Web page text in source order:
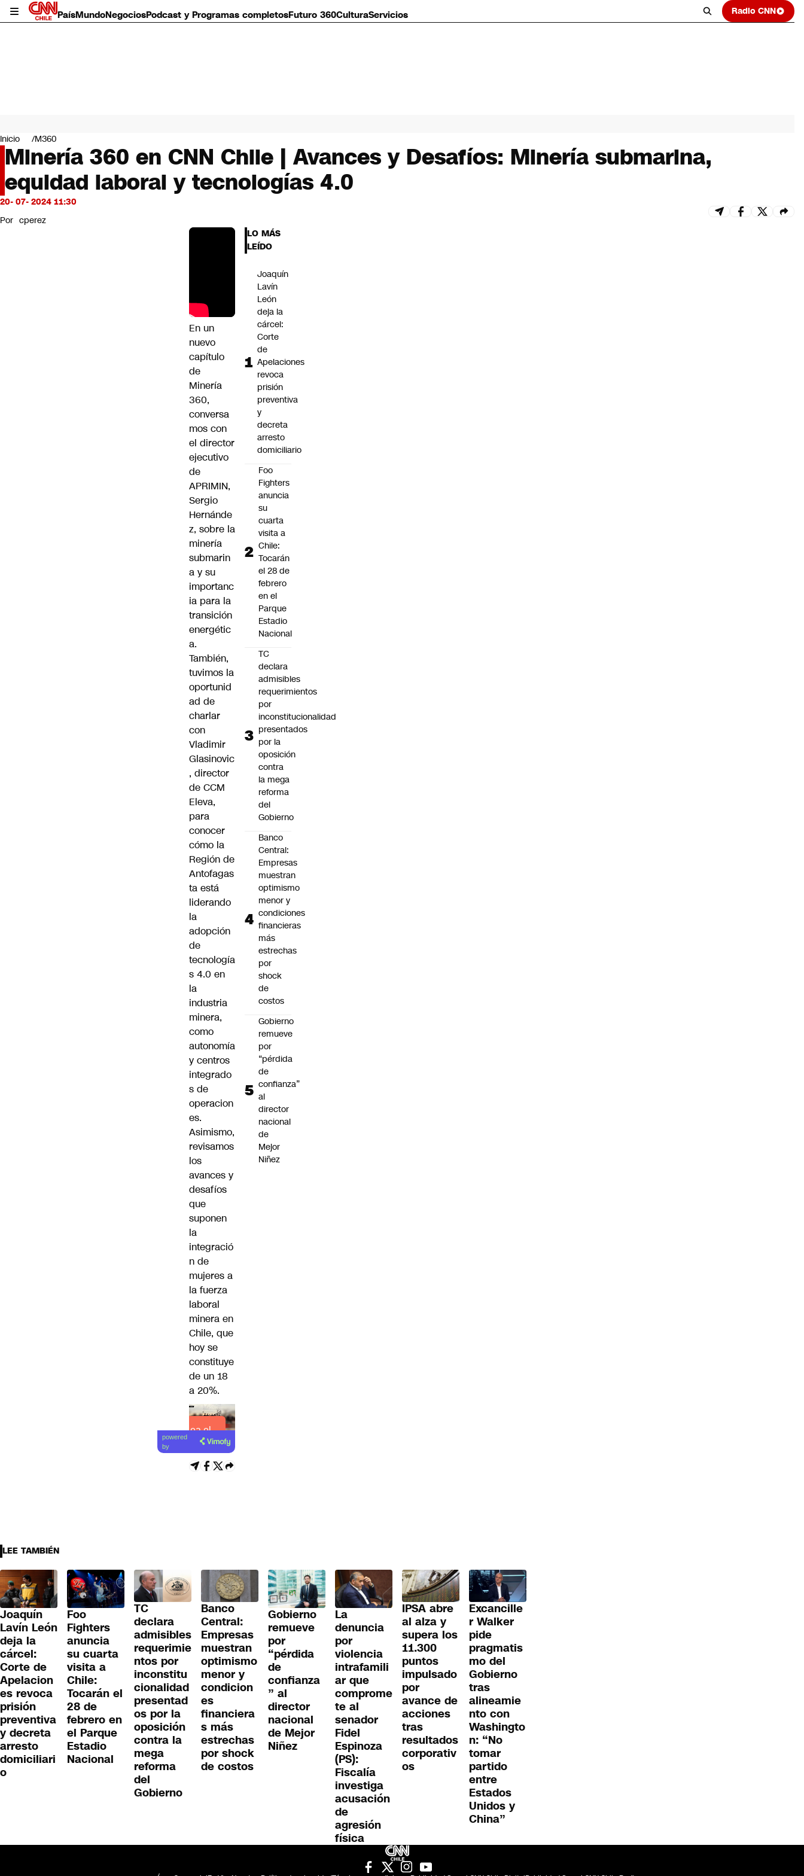
PaísMundoNegociosPodcast y Programas completosFuturo 360CulturaServicios Radio CNN
Mundo
Negocios
Deportes
Programas completos
Cultura
Servicios
CNN Data
Inicio M360
Minería 360 en CNN Chile | Avances y Desafíos: Minería submarina,
equidad laboral y tecnologías 4.0
20- 07- 2024 11:30
Por cperez
En un
nuevo
capítulo
de
Minería
360,
conversa
mos con
el director
ejecutivo
de
APRIMIN,
Sergio
Hernánde
z, sobre la
minería
submarin
a y su
importanc
ia para la
transición
energétic
a.
También,
tuvimos la
oportunid
ad de
charlar
con
Vladimir
Glasinovic
, director
de CCM
Eleva,
para
conocer
cómo la
Región de
Antofagas
ta está
liderando
la
adopción
de
tecnología
s 4.0 en
la
industria
minera,
como
autonomía
y centros
integrado
s de
operacion
es.
Asimismo,
revisamos
los
avances y
desafíos
que
suponen
la
integració
n de
mujeres a
la fuerza
laboral
minera en
Chile, que
hoy se
constituye
de un 18
a 20%.
Lea el
artículo
powered
by
LO MÁS
LEÍDO
Joaquín
Lavín
León
deja la
cárcel:
Corte
de
Apelaciones
revoca
prisión
preventiva
y
decreta
arresto
domiciliario
Foo
Fighters
anuncia
su
cuarta
visita a
Chile:
Tocarán
el 28 de
febrero
en el
Parque
Estadio
Nacional
TC
declara
admisibles
requerimientos
por
inconstitucionalidad
presentados
por la
oposición
contra
la mega
reforma
del
Gobierno
Banco
Central:
Empresas
muestran
optimismo
menor y
condiciones
financieras
más
estrechas
por
shock
de
costos
Gobierno
remueve
por
“pérdida
de
confianza”
al
director
nacional
de
Mejor
Niñez
LEE TAMBIÉN
Joaquín
Lavín León
deja la
cárcel:
Corte de
Apelacion
es revoca
prisión
preventiva
y decreta
arresto
domiciliari
o
Foo
Fighters
anuncia
su cuarta
visita a
Chile:
Tocarán el
28 de
febrero en
el Parque
Estadio
Nacional
TC
declara
admisibles
requerimie
ntos por
inconstitu
cionalidad
presentad
os por la
oposición
contra la
mega
reforma
del
Gobierno
Banco
Central:
Empresas
muestran
optimismo
menor y
condicion
es
financiera
s más
estrechas
por shock
de costos
Gobierno
remueve
por
“pérdida
de
confianza
” al
director
nacional
de Mejor
Niñez
La
denuncia
por
violencia
intrafamili
ar que
comprome
te al
senador
Fidel
Espinoza
(PS):
Fiscalía
investiga
acusación
de
agresión
física
IPSA abre
al alza y
supera los
11.300
puntos
impulsado
por
avance de
acciones
tras
resultados
corporativ
os
Excancille
r Walker
pide
pragmatis
mo del
Gobierno
tras
alineamie
nto con
Washingto
n: “No
tomar
partido
entre
Estados
Unidos y
China”